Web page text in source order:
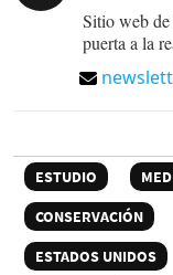
Sitio web
puerta a la
ESTUDIO
CONSERVACIÓN
ESTADOS UNIDOS